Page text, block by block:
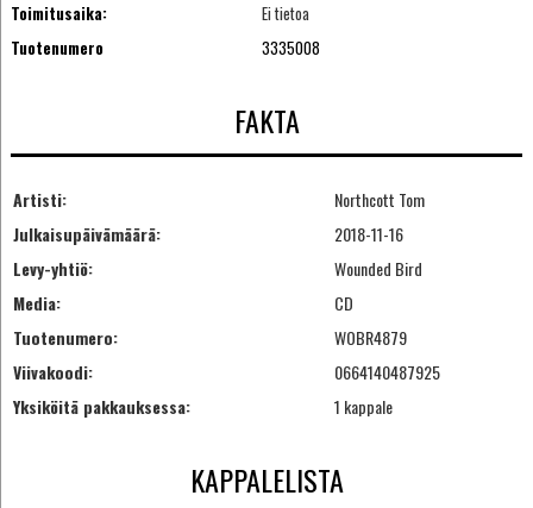
Toimitusaika:
Ei tietoa
Tuotenumero
3335008
FAKTA
Artisti:
Northcott Tom
Julkaisupäivämäärä:
2018-11-16
Levy-yhtiö:
Wounded Bird
Media:
CD
Tuotenumero:
WOBR4879
Viivakoodi:
0664140487925
Yksiköitä pakkauksessa:
1 kappale
KAPPALELISTA